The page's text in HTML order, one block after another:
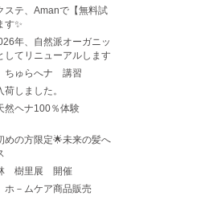
ステ、Amanで【無料試
す✨
年、自然派オーガニッ
してリニューアルします
ちゅらへナ 講習
しました。
然ヘナ100％体験
めの方限定🌟未来の髪へ
樹里展 開催
－ムケア商品販売